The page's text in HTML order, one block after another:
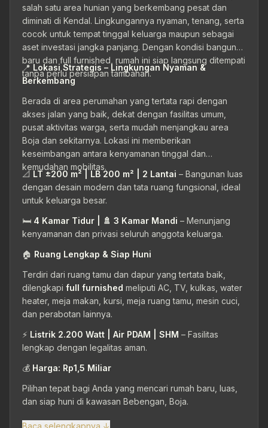
salah satu area hunian yang berkembang pesat dan
diminati di Kendal. Lingkungannya nyaman, tenang, serta
cocok untuk tempat tinggal keluarga maupun sebagai
aset investasi jangka panjang. Dengan kondisi bangunan
baru dan full furnished, rumah ini siap langsung ditempati
tanpa perlu persiapan tambahan.
📍 Lokasi Strategis – Lingkungan Nyaman &
Berkembang
Berada di area perumahan yang tertata rapi dengan
akses jalan yang baik, dekat dengan fasilitas umum,
pusat aktivitas warga, serta mudah menjangkau area
Boja dan sekitarnya. Lokasi ini memberikan
keseimbangan antara kenyamanan tinggal dan
kemudahan mobilitas.
📐 LT ±200 m² | LB 200 m² | 2 Lantai – Bangunan luas
dengan desain modern dan tata ruang fungsional, ideal
untuk keluarga besar.
🛏 4 Kamar Tidur | 🚿 3 Kamar Mandi – Menunjang
kenyamanan dan privasi seluruh anggota keluarga.
🏠 Ruang Lengkap & Siap Huni
Terdiri dari ruang tamu dan dapur yang tertata baik,
dilengkapi full furnished meliputi AC, TV, kulkas, water
heater, meja makan, kursi, meja ruang tamu, mesin cuci,
dan perabotan lainnya.
⚡ Listrik 2.200 Watt | Air PDAM | SHM – Fasilitas
lengkap dengan legalitas aman.
💰 Harga: Rp1,5 Miliar
Pilihan tepat bagi Anda yang mencari rumah baru, luas,
dan siap huni di kawasan Bebengan, Boja.
Baca selengkapnya ↓